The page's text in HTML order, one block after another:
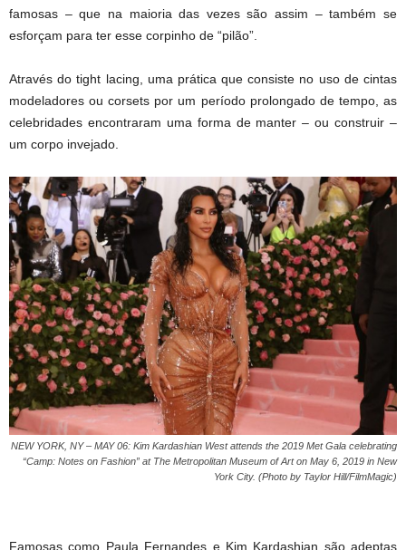
famosas – que na maioria das vezes são assim – também se
esforçam para ter esse corpinho de “pilão”.
Através do tight lacing, uma prática que consiste no uso de cintas
modeladores ou corsets por um período prolongado de tempo, as
celebridades encontraram uma forma de manter – ou construir –
um corpo invejado.
NEW YORK, NY – MAY 06: Kim Kardashian West attends the 2019 Met Gala celebrating
“Camp: Notes on Fashion” at The Metropolitan Museum of Art on May 6, 2019 in New
York City. (Photo by Taylor Hill/FilmMagic)
Famosas como Paula Fernandes e Kim Kardashian são adeptas